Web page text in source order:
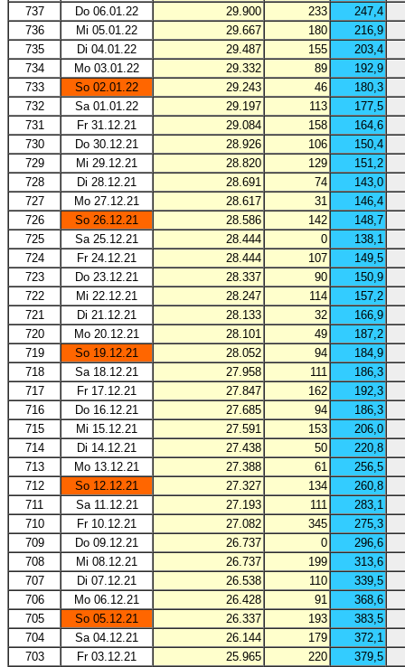
737
Do 06.01.22 29.900 233
247,4
736
Mi 05.01.22 29.667 180
216,9
735
Di 04.01.22 29.487 155
203,4
734
Mo 03.01.22 29.332 89
192,9
733
So 02.01.22 29.243 46
180,3
732
Sa 01.01.22 29.197 113
177,5
731
Fr 31.12.21 29.084 158
164,6
730
Do 30.12.21 28.926 106
150,4
729
Mi 29.12.21 28.820 129
151,2
728
Di 28.12.21 28.691 74
143,0
727
Mo 27.12.21 28.617 31
146,4
726
So 26.12.21 28.586 142
148,7
725
Sa 25.12.21 28.444 0
138,1
724
Fr 24.12.21 28.444 107
149,5
723
Do 23.12.21 28.337 90
150,9
722
Mi 22.12.21 28.247 114
157,2
721
Di 21.12.21 28.133 32
166,9
720
Mo 20.12.21 28.101 49
187,2
719
So 19.12.21 28.052 94
184,9
718
Sa 18.12.21 27.958 111
186,3
717
Fr 17.12.21 27.847 162
192,3
716
Do 16.12.21 27.685 94
186,3
715
Mi 15.12.21 27.591 153
206,0
714
Di 14.12.21 27.438 50
220,8
713
Mo 13.12.21 27.388 61
256,5
712
So 12.12.21 27.327 134
260,8
711
Sa 11.12.21 27.193 111
283,1
710
Fr 10.12.21 27.082 345
275,3
709
Do 09.12.21 26.737 0
296,6
708
Mi 08.12.21 26.737 199
313,6
707
Di 07.12.21 26.538 110
339,5
706
Mo 06.12.21 26.428 91
368,6
705
So 05.12.21 26.337 193
383,5
704
Sa 04.12.21 26.144 179
372,1
703
Fr 03.12.21 25.965 220
379,5